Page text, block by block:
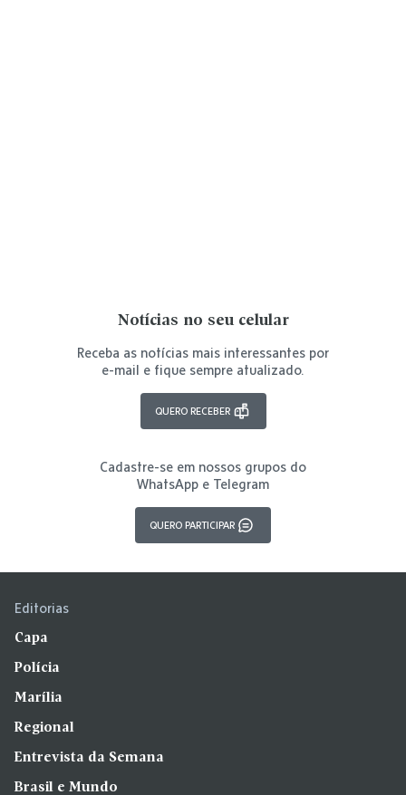
Notícias no seu celular
Receba as notícias mais interessantes por
e-mail e fique sempre atualizado.
QUERO RECEBER
Cadastre-se em nossos grupos do
WhatsApp e Telegram
QUERO PARTICIPAR
Editorias
Capa
Polícia
Marília
Regional
Entrevista da Semana
Brasil e Mundo